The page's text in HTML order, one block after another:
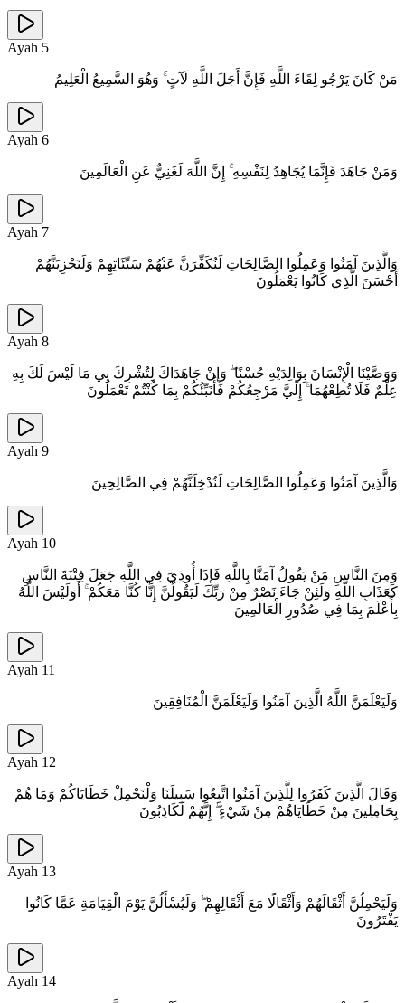
Ayah 5
مَنْ كَانَ يَرْجُو لِقَاءَ اللَّهِ فَإِنَّ أَجَلَ اللَّهِ لَآتٍ ۚ وَهُوَ السَّمِيعُ الْعَلِيمُ
Ayah 6
وَمَنْ جَاهَدَ فَإِنَّمَا يُجَاهِدُ لِنَفْسِهِ ۚ إِنَّ اللَّهَ لَغَنِيٌّ عَنِ الْعَالَمِينَ
Ayah 7
وَالَّذِينَ آمَنُوا وَعَمِلُوا الصَّالِحَاتِ لَنُكَفِّرَنَّ عَنْهُمْ سَيِّئَاتِهِمْ وَلَنَجْزِيَنَّهُمْ
أَحْسَنَ الَّذِي كَانُوا يَعْمَلُونَ
Ayah 8
وَوَصَّيْنَا الْإِنْسَانَ بِوَالِدَيْهِ حُسْنًا ۖ وَإِنْ جَاهَدَاكَ لِتُشْرِكَ بِي مَا لَيْسَ لَكَ بِهِ
عِلْمٌ فَلَا تُطِعْهُمَا ۚ إِلَيَّ مَرْجِعُكُمْ فَأُنَبِّئُكُمْ بِمَا كُنْتُمْ تَعْمَلُونَ
Ayah 9
وَالَّذِينَ آمَنُوا وَعَمِلُوا الصَّالِحَاتِ لَنُدْخِلَنَّهُمْ فِي الصَّالِحِينَ
Ayah 10
وَمِنَ النَّاسِ مَنْ يَقُولُ آمَنَّا بِاللَّهِ فَإِذَا أُوذِيَ فِي اللَّهِ جَعَلَ فِتْنَةَ النَّاسِ
كَعَذَابِ اللَّهِ وَلَئِنْ جَاءَ نَصْرٌ مِنْ رَبِّكَ لَيَقُولُنَّ إِنَّا كُنَّا مَعَكُمْ ۚ أَوَلَيْسَ اللَّهُ
بِأَعْلَمَ بِمَا فِي صُدُورِ الْعَالَمِينَ
Ayah 11
وَلَيَعْلَمَنَّ اللَّهُ الَّذِينَ آمَنُوا وَلَيَعْلَمَنَّ الْمُنَافِقِينَ
Ayah 12
وَقَالَ الَّذِينَ كَفَرُوا لِلَّذِينَ آمَنُوا اتَّبِعُوا سَبِيلَنَا وَلْنَحْمِلْ خَطَايَاكُمْ وَمَا هُمْ
بِحَامِلِينَ مِنْ خَطَايَاهُمْ مِنْ شَيْءٍ ۖ إِنَّهُمْ لَكَاذِبُونَ
Ayah 13
وَلَيَحْمِلُنَّ أَثْقَالَهُمْ وَأَثْقَالًا مَعَ أَثْقَالِهِمْ ۖ وَلَيُسْأَلُنَّ يَوْمَ الْقِيَامَةِ عَمَّا كَانُوا
يَفْتَرُونَ
Ayah 14